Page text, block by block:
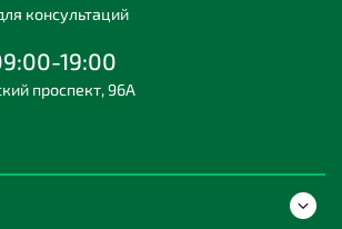
консультаций
19:00
проспект, 96А